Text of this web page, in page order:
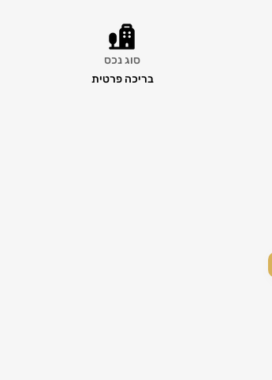
סוג נכס
בריכה פרטית